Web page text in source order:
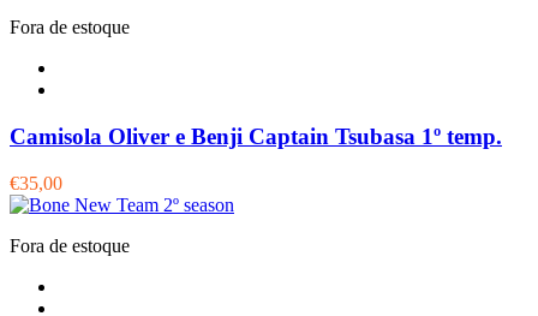
Fora de estoque
Camisola Oliver e Benji Captain Tsubasa 1º temp.
€35,00
Fora de estoque